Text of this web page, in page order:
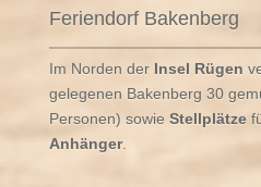
Feriendorf Bakenberg
Im Norden derInsel Rügen
gelegenen Bakenberg 30
Personen) sowie Stellplätze
Anhänger.